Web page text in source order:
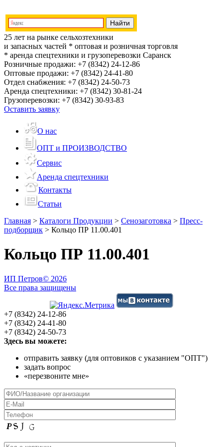
25 лет на рынке сельхозтехники
и запасных частей * оптовая и розничная торговля
* аренда спецтехники и грузоперевозки Саранск
Розничные продажи: +7 (8342) 24-12-86
Оптовые продажи: +7 (8342) 24-41-80
Отдел снабжения: +7 (8342) 24-50-73
Аренда спецтехники: +7 (8342) 30-81-24
Грузоперевозки: +7 (8342) 30-93-83
Оставить заявку
О нас
ОПТ и ПРОИЗВОДСТВО
Сервис
Аренда спецтехники
Контакты
Статьи
Главная > Каталоги Продукции > Сенозаготовка > Пресс-
подборщик > Кольцо ПР 11.00.401
Кольцо ПР 11.00.401
ИП Петров© 2026
Все права защищены
+7 (8342) 24-12-86
+7 (8342) 24-41-80
+7 (8342) 24-50-73
Здесь вы можете:
отправить заявку (для оптовиков с указанием "ОПТ")
задать вопрос
«перезвоните мне»